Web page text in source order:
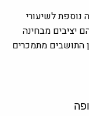
לשיעורי
מבחינה
התושבים מתמכרים